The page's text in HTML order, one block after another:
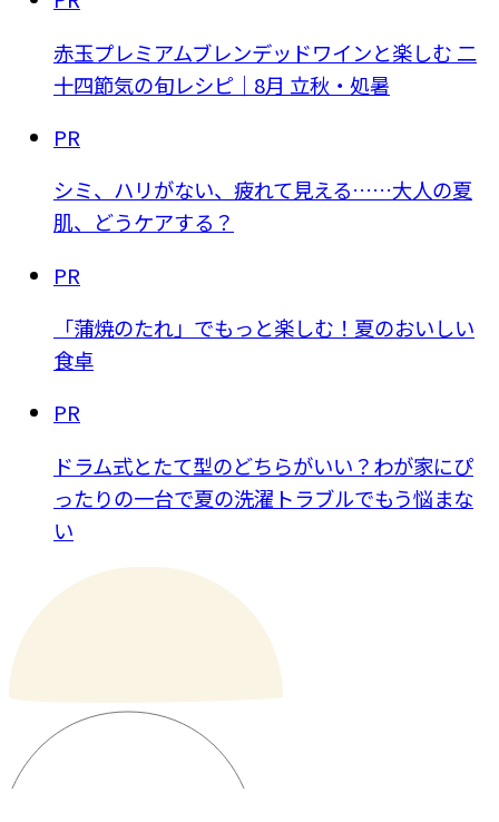
赤玉プレミアムブレンデッドワインと楽しむ 二
十四節気の旬レシピ｜8月 立秋・処暑
PR
シミ、ハリがない、疲れて見える……大人の夏
肌、どうケアする？
PR
「蒲焼のたれ」でもっと楽しむ！夏のおいしい
食卓
PR
ドラム式とたて型のどちらがいい？わが家にぴ
ったりの一台で夏の洗濯トラブルでもう悩まな
い